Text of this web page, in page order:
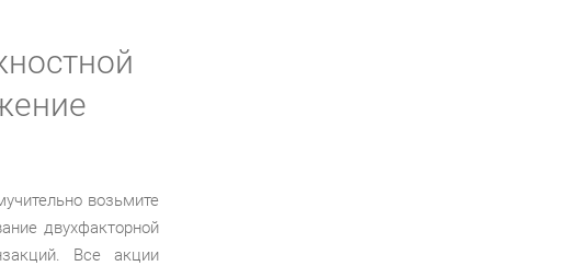
возьмите
двухфакторной
Все акции